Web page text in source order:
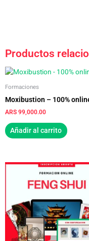
cantidad
Productos
Formaciones
Moxibustion – 100%
ARS 99,000.00
Añadir al carrito